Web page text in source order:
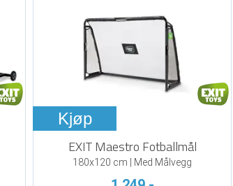
Kjøp
EXIT Maestro Fotballmål
180x120 cm | Med Målvegg